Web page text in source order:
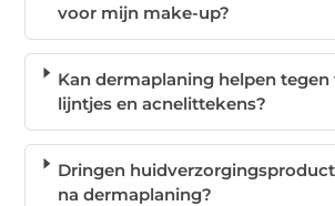
voor mijn make-up?
Kan dermaplaning helpen tegen
lijntjes en acnelittekens?
Dringen
na dermaplaning?